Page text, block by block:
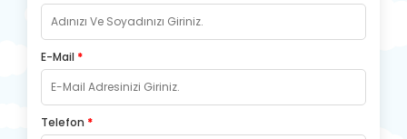
E-Mail *
Telefon *